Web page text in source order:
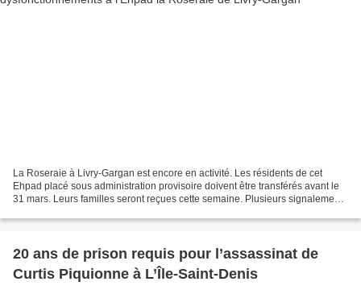
La Roseraie à Livry-Gargan est encore en activité. Les résidents de cet
Ehpad placé sous administration provisoire doivent être transférés avant le
31 mars. Leurs familles seront reçues cette semaine. Plusieurs signalements
20 ans de prison requis pour l’assassinat de
Curtis Piquionne à L’Île-Saint-Denis